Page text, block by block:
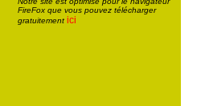
FireFox que vous pouvez télécharger
gratuitement ici